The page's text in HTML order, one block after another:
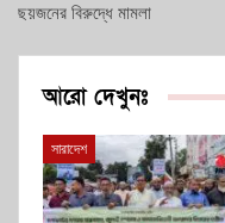
ছয়জনের বিরুদ্ধে মামলা
আরো দেখুনঃ
সারাদেশ